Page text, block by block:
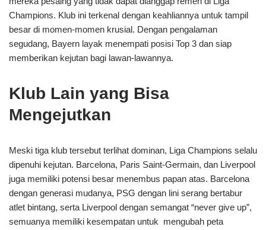
Champions. Klub ini terkenal dengan keahliannya untuk tampil
besar di momen-momen krusial. Dengan pengalaman
segudang, Bayern layak menempati posisi Top 3 dan siap
memberikan kejutan bagi lawan-lawannya.
Klub Lain yang Bisa
Mengejutkan
Meski tiga klub tersebut terlihat dominan, Liga Champions selalu
dipenuhi kejutan. Barcelona, Paris Saint-Germain, dan Liverpool
juga memiliki potensi besar menembus papan atas. Barcelona
dengan generasi mudanya, PSG dengan lini serang bertabur
atlet bintang, serta Liverpool dengan semangat “never give up”,
semuanya memiliki kesempatan untuk mengubah peta